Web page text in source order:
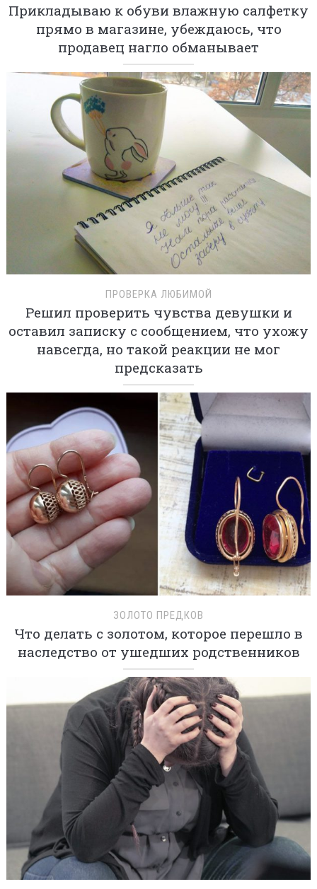
Прикладываю к обуви влажную салфетку
прямо в магазине, убеждаюсь, что
продавец нагло обманывает
ПРОВЕРКА ЛЮБИМОЙ
Решил проверить чувства девушки и
оставил записку с сообщением, что ухожу
навсегда, но такой реакции не мог
предсказать
ЗОЛОТО ПРЕДКОВ
Что делать с золотом, которое перешло в
наследство от ушедших родственников